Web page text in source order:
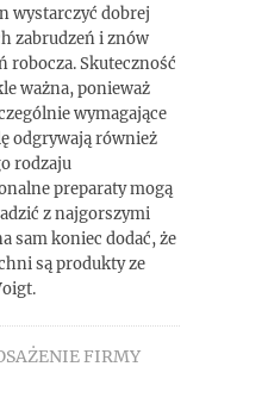
wystarczyć dobrej
zabrudzeń i znów
robocza. Skuteczność
ważna, ponieważ
wymagające
odgrywają również
rodzaju
preparaty mogą
z najgorszymi
sam koniec dodać, że
są produkty ze
FIRMY